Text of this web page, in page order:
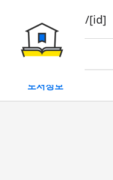
book/rent/[id]
대여
도서정보